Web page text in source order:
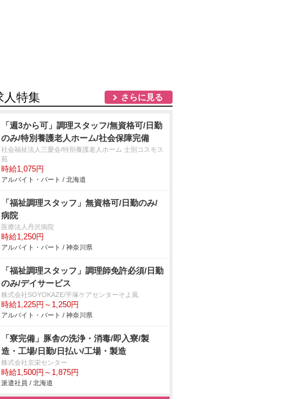
人特集 さらに見る
「週3から可」調理スタッフ/無資格可/日勤
のみ/特別養護老人ホーム/社会保障完備
社会福祉法人三愛会/特別養護老人ホーム 士別コスモス
苑
時給1,075円
アルバイト・パート / 北海道
「福祉調理スタッフ」無資格可/日勤のみ/
病院
医療法人丹沢病院
時給1,250円
アルバイト・パート / 神奈川県
「福祉調理スタッフ」調理師免許必須/日勤
のみ/デイサービス
株式会社SOYOKAZE/平塚ケアセンターそよ風
時給1,225円～1,250円
アルバイト・パート / 神奈川県
「寮完備」豚舎の洗浄・消毒/即入寮/製
造・工場/日勤/日払い/工場・製造
株式会社京栄センター
時給1,500円～1,875円
派遣社員 / 北海道